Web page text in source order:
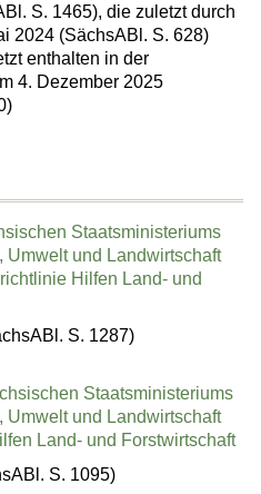
S. 1465), die zuletzt durch
2024 (SächsABl. S. 628)
enthalten in der
4. Dezember 2025
Staatsministeriums
Umwelt und Landwirtschaft
Hilfen Land- und
S. 1287)
Staatsministeriums
Umwelt und Landwirtschaft
Land- und Forstwirtschaft
S. 1095)